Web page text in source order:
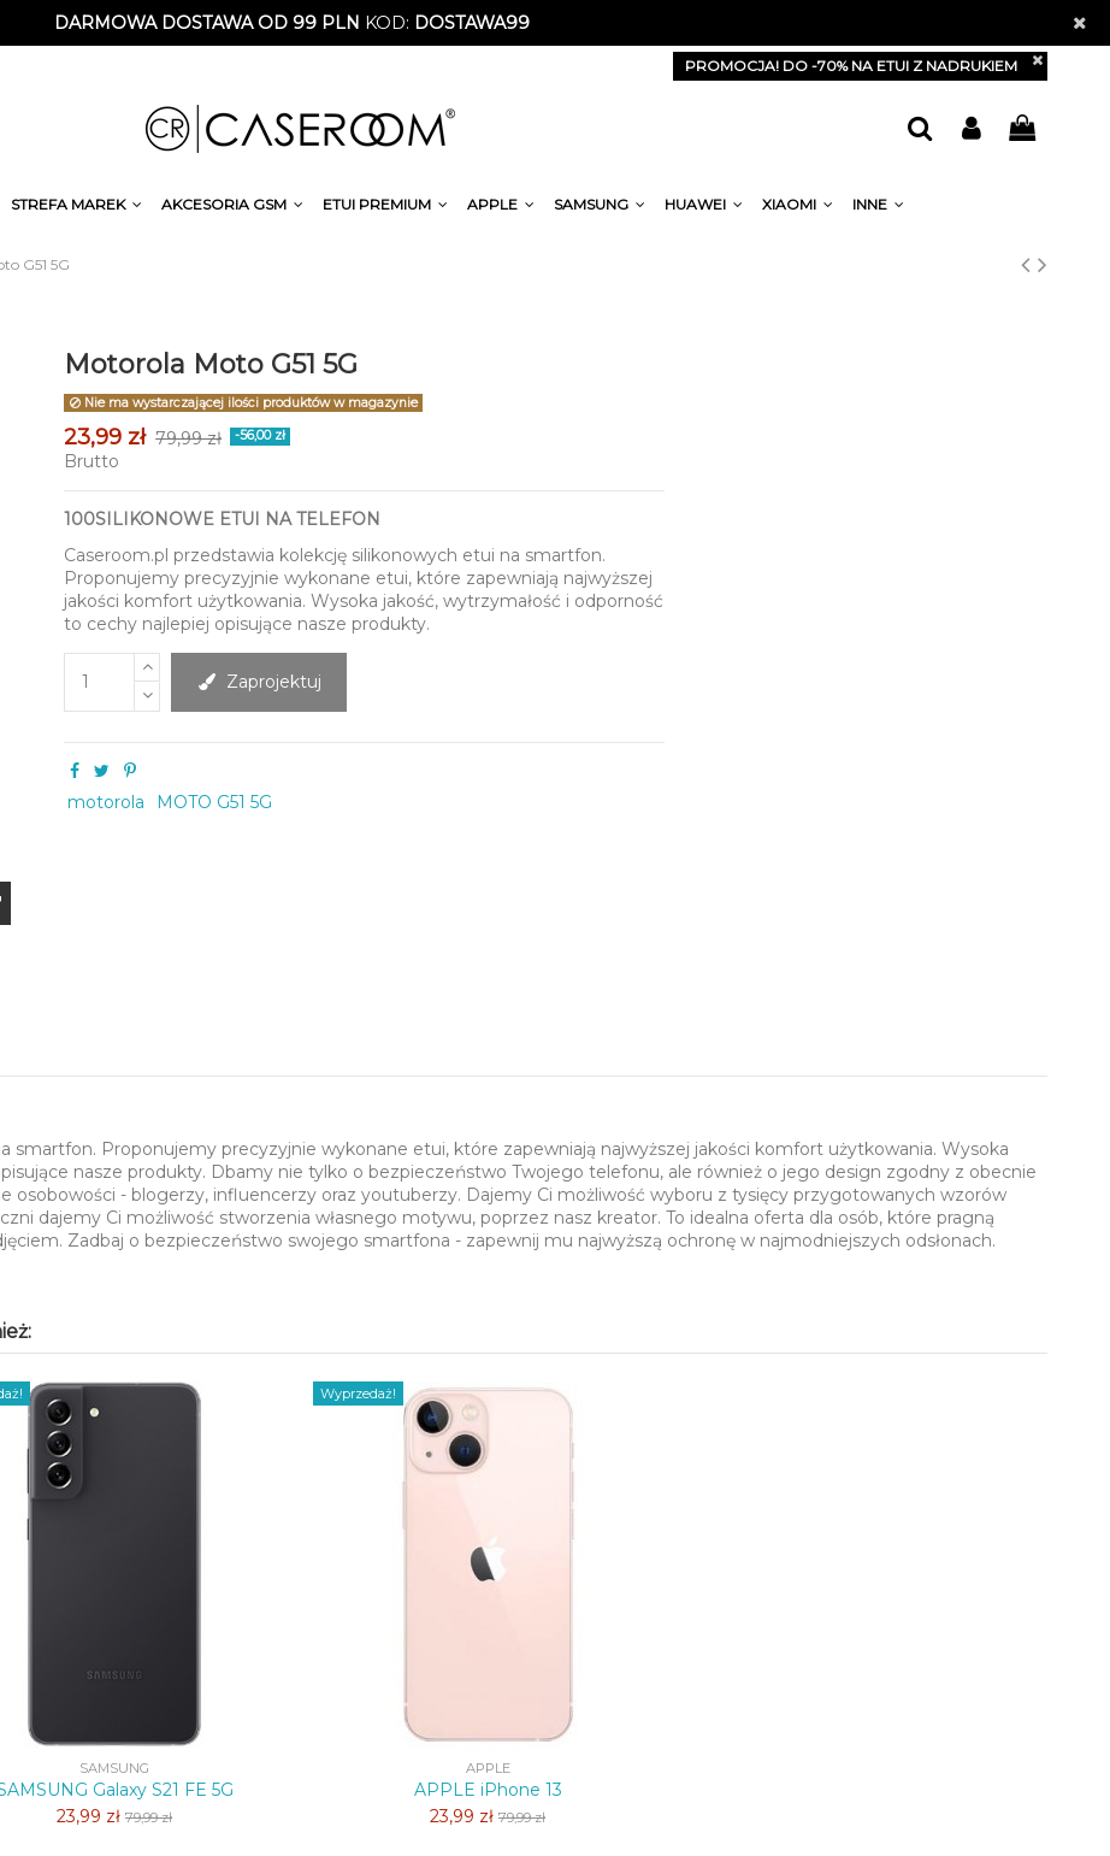
DARMOWA DOSTAWA OD 99 PLN KOD: DOSTAWA99
PROMOCJA! DO -70% NA ETUI Z NADRUKIEM
STREFA MAREK AKCESORIA GSM ETUI PREMIUM APPLE SAMSUNG HUAWEI XIAOMI INNE
G51 5G
Motorola Moto G51 5G
Nie ma wystarczającej ilości produktów w magazynie
23,99 zł 79,99 zł -56,00 zł
Brutto
100SILIKONOWE ETUI NA TELEFON
Caseroom.pl przedstawia kolekcję silikonowych etui na smartfon.
Proponujemy precyzyjnie wykonane etui, które zapewniają najwyższej
jakości komfort użytkowania. Wysoka jakość, wytrzymałość i odporność
to cechy najlepiej opisujące nasze produkty.
Zaprojektuj
motorola MOTO G51 5G
smartfon. Proponujemy precyzyjnie wykonane etui, które zapewniają najwyższej jakości komfort użytkowania. Wysoka
nasze produkty. Dbamy nie tylko o bezpieczeństwo Twojego telefonu, ale również o jego design zgodny z obecnie
osobowości - blogerzy, influencerzy oraz youtuberzy. Dajemy Ci możliwość wyboru z tysięcy przygotowanych wzorów
dajemy Ci możliwość stworzenia własnego motywu, poprzez nasz kreator. To idealna oferta dla osób, które pragną
Zadbaj o bezpieczeństwo swojego smartfona - zapewnij mu najwyższą ochronę w najmodniejszych odsłonach.
SAMSUNG
Galaxy S21 FE 5G
23,99 zł 79,99 zł
Wyprzedaż!
APPLE
APPLE iPhone 13
23,99 zł 79,99 zł